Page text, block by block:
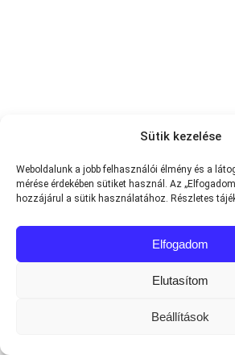
Sütik kezelése
Weboldalunk a jobb felhasználói élmény és a
mérése érdekében sütiket használ. Az
hozzájárul a sütik használatához. Részletes
Elfogadom
Elutasítom
Beállítások